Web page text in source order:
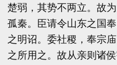
楚弱，其势不两立。故
孤秦。臣请令山东之国
之明诏。委社稷，奉宗
之所用之。故从亲则诸